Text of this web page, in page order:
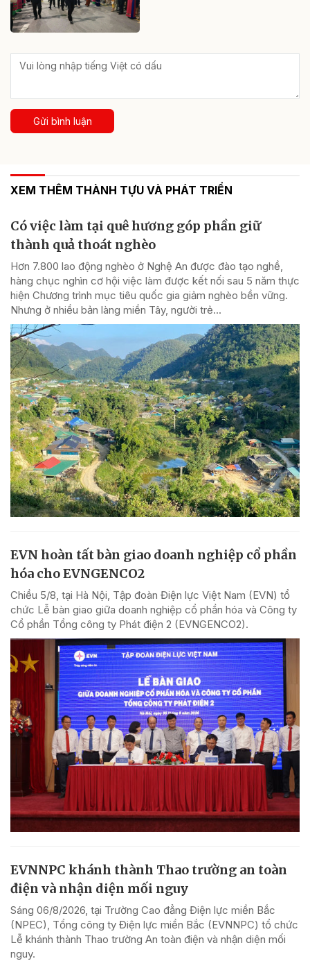
Gửi bình luận
XEM THÊM THÀNH TỰU VÀ PHÁT TRIỂN
Có việc làm tại quê hương góp phần giữ
thành quả thoát nghèo
Hơn 7.800 lao động nghèo ở Nghệ An được đào tạo nghề,
hàng chục nghìn cơ hội việc làm được kết nối sau 5 năm thực
hiện Chương trình mục tiêu quốc gia giảm nghèo bền vững.
Nhưng ở nhiều bản làng miền Tây, người trẻ...
EVN hoàn tất bàn giao doanh nghiệp cổ phần
hóa cho EVNGENCO2
Chiều 5/8, tại Hà Nội, Tập đoàn Điện lực Việt Nam (EVN) tổ
chức Lễ bàn giao giữa doanh nghiệp cổ phần hóa và Công ty
Cổ phần Tổng công ty Phát điện 2 (EVNGENCO2).
EVNNPC khánh thành Thao trường an toàn
điện và nhận diện mối nguy
Sáng 06/8/2026, tại Trường Cao đẳng Điện lực miền Bắc
(NPEC), Tổng công ty Điện lực miền Bắc (EVNNPC) tổ chức
Lễ khánh thành Thao trường An toàn điện và nhận diện mối
nguy.